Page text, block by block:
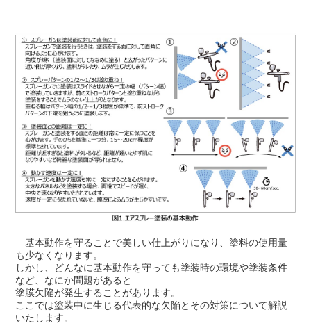
基本動作を守ることで美しい仕上がりになり、塗料の使用量
も少なくなります。
しかし、どんなに基本動作を守っても塗装時の環境や塗装条件
など、なにか問題があると
塗膜欠陥が発生することがあります。
ここでは塗装中に生じる代表的な欠陥とその対策について解説
いたします。